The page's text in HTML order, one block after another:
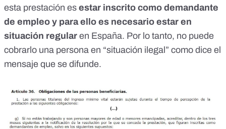
esta prestación es estar inscrito como demandante
de empleo y para ello es necesario estar en
situación regular en España. Por lo tanto, no puede
cobrarlo una persona en “situación ilegal” como dice el
mensaje que se difunde.